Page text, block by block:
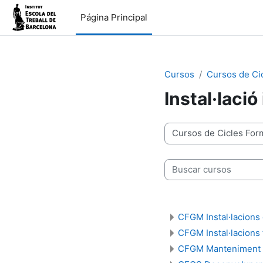
Salta al contenido principal
Página Principal
Cursos Cursos de
Categorías
Buscar cursos
CFGM
CFGM
CFGM